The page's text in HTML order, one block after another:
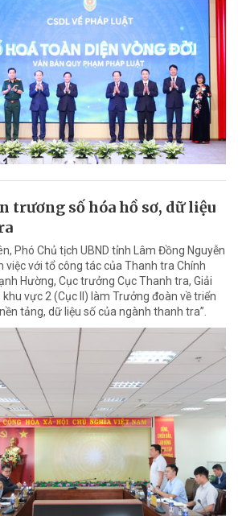
trương số hóa hồ sơ, dữ liệu
Phó Chủ tịch UBND tỉnh Lâm Đồng Nguyễn
việc với tổ công tác của Thanh tra Chính
Hường, Cục trưởng Cục Thanh tra, Giải
vực 2 (Cục II) làm Trưởng đoàn về triển
tảng, dữ liệu số của ngành thanh tra”.